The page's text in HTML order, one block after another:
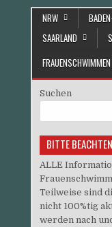
Skip to content
NRW
SAARLAND
Suchen
BITTE BEACHTEN
ALLE
Teilweise sind
nicht 100%tig
werden nach